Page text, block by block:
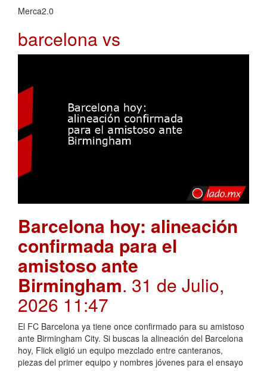
Merca2.0
barcelona vs
Barcelona hoy: alineación
confirmada para el
amistoso ante
Birmingham. 31 de Julio,
2026 11:47
El FC Barcelona ya tiene once confirmado para su amistoso
ante Birmingham City. Si buscas la alineación del Barcelona
hoy, Flick eligió un equipo mezclado entre canteranos,
piezas del primer equipo y nombres jóvenes para el ensayo